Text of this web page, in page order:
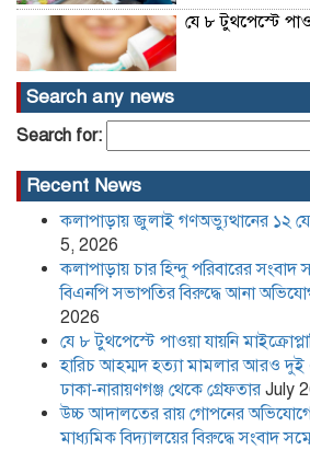
যে ৮ টুথপেস্টে
হারিচ আহম্মদ
এজাহারভুক্ত
উচ্চ আদালতের
বিরুদ্ধে সংবাদ
২০২৬-২০২৭
পদত্যাগ করলেন
Search any news
Search for:
Recent News
কলাপাড়ায় জুলাই গণঅভ্যুত্থানের ১২
5, 2026
কলাপাড়ায় চার হিন্দু পরিবারের
বিএনপি সভাপতির বিরুদ্ধে আনা অভিযোগ
2026
যে ৮ টুথপেস্টে পাওয়া যায়নি
হারিচ আহম্মদ হত্যা মামলার আরও
ঢাকা-নারায়ণগঞ্জ থেকে গ্রেফতার July
উচ্চ আদালতের রায় গোপনের
মাধ্যমিক বিদ্যালয়ের বিরুদ্ধে সংবাদ